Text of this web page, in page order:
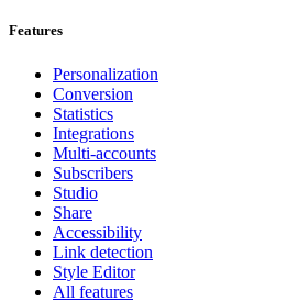
Features
Personalization
Conversion
Statistics
Integrations
Multi-accounts
Subscribers
Studio
Share
Accessibility
Link detection
Style Editor
All features